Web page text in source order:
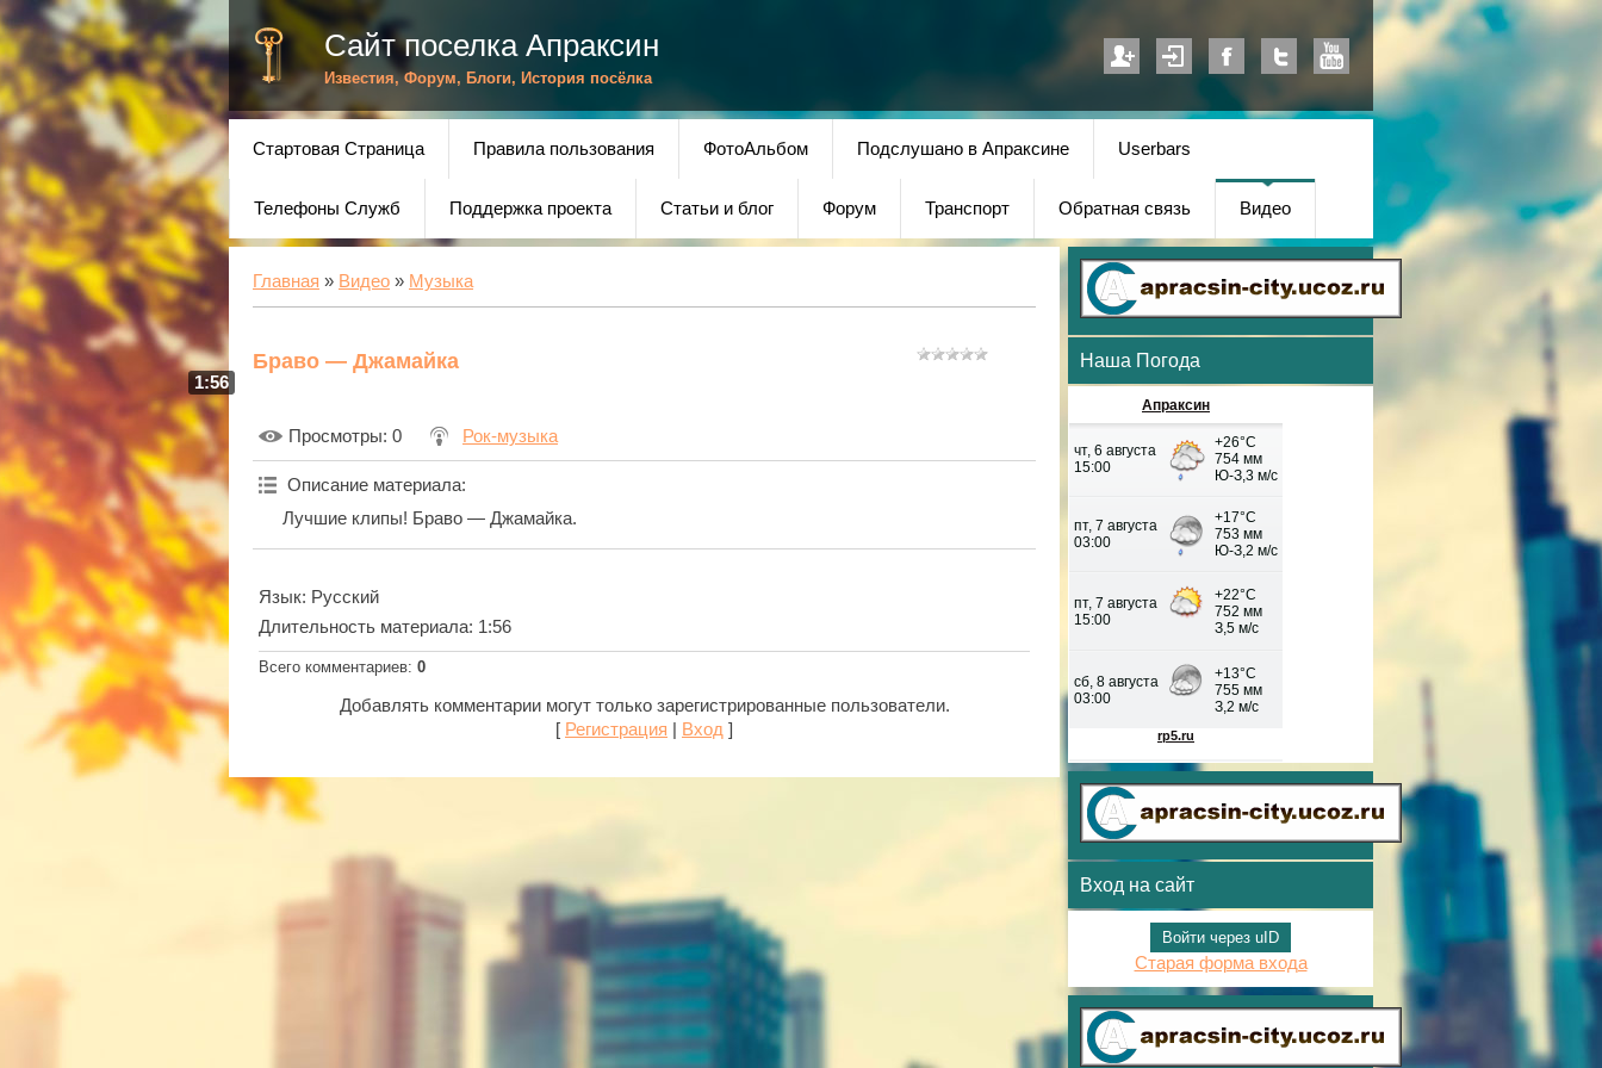
Сайт поселка Апраксин
Известия, Форум, Блоги, История посёлка
Стартовая Страница Правила пользования ФотоАльбом Подслушано в Апраксине Userbars
Телефоны Служб Поддержка проекта Статьи и блог Форум Транспорт Обратная связь Видео
Главная » Видео » Музыка
Браво — Джамайка
1:56
Просмотры: 0 Рок-музыка
Описание материала:
Лучшие клипы! Браво — Джамайка.
Язык: Русский
Длительность материала: 1:56
Всего комментариев: 0
Добавлять комментарии могут только зарегистрированные пользователи.
[ Регистрация Вход ]
Наша Погода
Апраксин
Вход на сайт
Войти через uID
Старая форма входа